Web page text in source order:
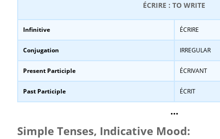
ÉCRIRE : TO WRITE
Infinitive ÉCRIRE
Conjugation IRREGULAR
Present Participle ÉCRIVANT
Past Participle ÉCRIT
…
Simple Tenses, Indicative Mood: